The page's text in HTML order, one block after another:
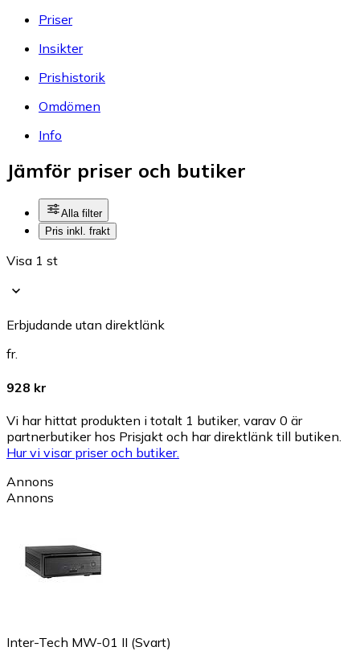
Priser
Insikter
Prishistorik
Omdömen
Info
Jämför priser och butiker
Alla filter
Pris inkl. frakt
Visa 1 st
Erbjudande utan direktlänk
fr.
928 kr
Vi har hittat produkten i totalt 1 butiker, varav 0 är
partnerbutiker hos Prisjakt och har direktlänk till butiken.
Hur vi visar priser och butiker.
Annons
Annons
Inter-Tech MW-01 II (Svart)